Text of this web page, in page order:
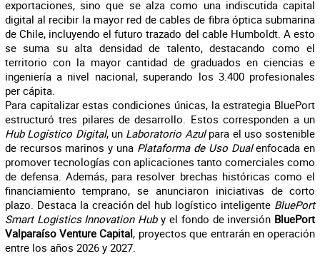
exportaciones, sino que se alza como una indiscutida capital
digital al recibir la mayor red de cables de fibra óptica submarina
de Chile, incluyendo el futuro trazado del cable Humboldt. A esto
se suma su alta densidad de talento, destacando como el
territorio con la mayor cantidad de graduados en ciencias e
ingeniería a nivel nacional, superando los 3.400 profesionales
per cápita.
Para capitalizar estas condiciones únicas, la estrategia BluePort
estructuró tres pilares de desarrollo. Estos corresponden a un
Hub Logístico Digital, un Laboratorio Azulpara el uso sostenible
de recursos marinos y una Plataforma de Uso Dualenfocada en
promover tecnologías con aplicaciones tanto comerciales como
de defensa. Además, para resolver brechas históricas como el
financiamiento temprano, se anunciaron iniciativas de corto
plazo. Destaca la creación del hub logístico inteligente BluePort
Smart Logistics Innovation Huby el fondo de inversión BluePort
Valparaíso Venture Capital, proyectos que entrarán en operación
entre los años 2026 y 2027.